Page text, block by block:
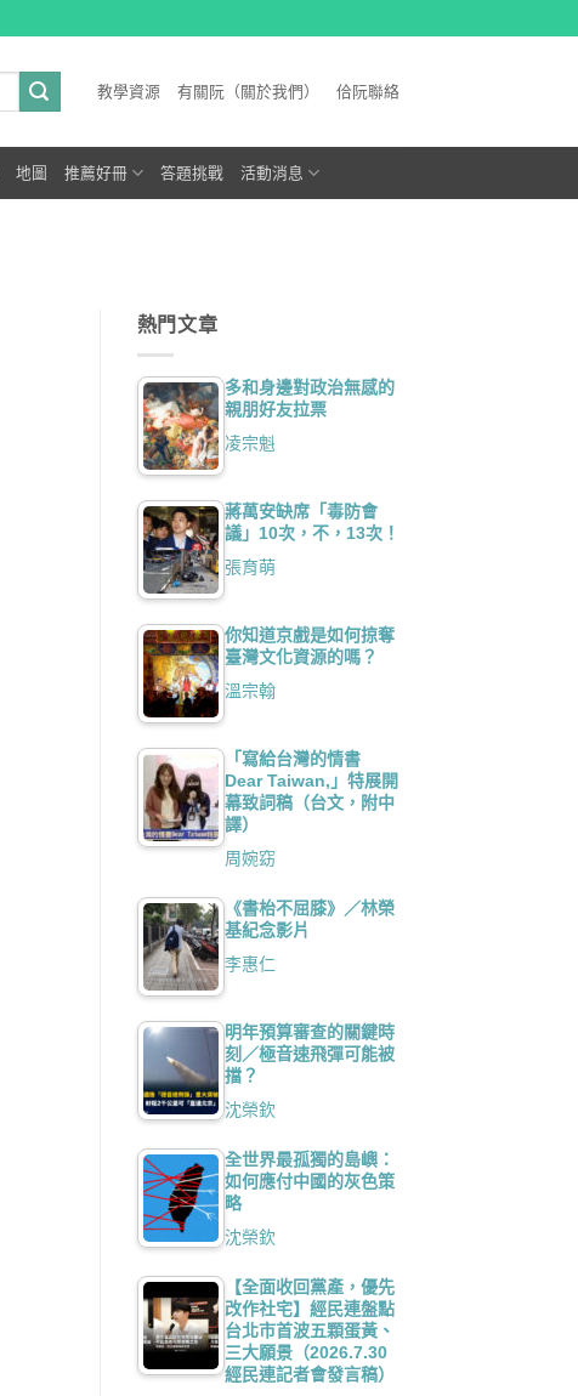
教學資源 有關阮（關於我們） 佮阮聯絡
地圖 推薦好冊 答題挑戰 活動消息
熱門文章
多和身邊對政治無感的
親朋好友拉票
凌宗魁
蔣萬安缺席「毒防會
議」10次，不，13次！
張育萌
你知道京戲是如何掠奪
臺灣文化資源的嗎？
溫宗翰
「寫給台灣的情書
Dear Taiwan,」特展開
幕致詞稿（台文，附中
譯）
周婉窈
《書枱不屈膝》／林榮
基紀念影片
李惠仁
明年預算審查的關鍵時
刻／極音速飛彈可能被
擋？
沈榮欽
全世界最孤獨的島嶼：
如何應付中國的灰色策
略
沈榮欽
【全面收回黨產，優先
改作社宅】經民連盤點
台北市首波五顆蛋黃、
三大願景（2026.7.30
經民連記者會發言稿）